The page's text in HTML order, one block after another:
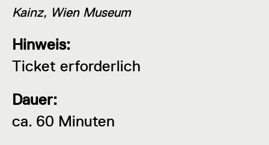
Kainz, Wien Museum
Hinweis:
Ticket erforderlich
Dauer:
ca. 60 Minuten